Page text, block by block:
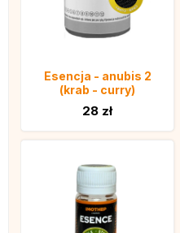
Esencja - anubis 2
(krab - curry)
28 zł